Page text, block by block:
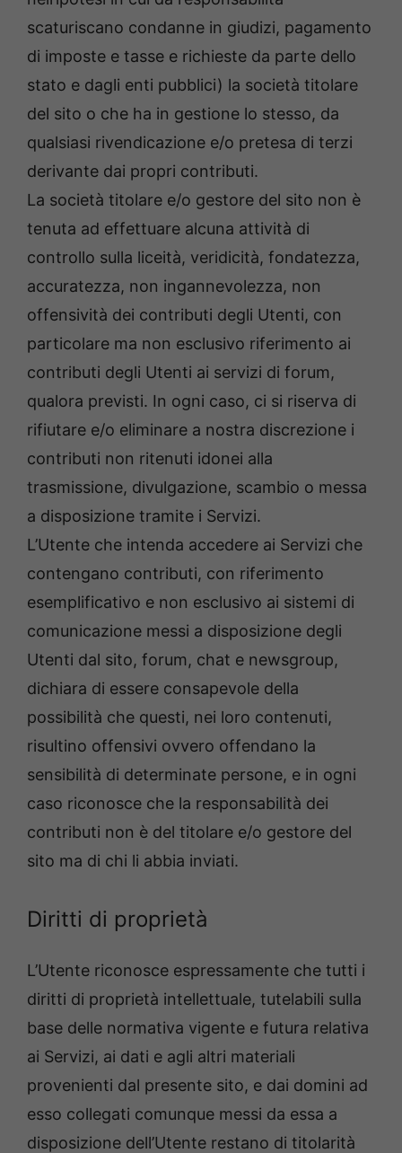
scaturiscano condanne in giudizi, pagamento
di imposte e tasse e richieste da parte dello
stato e dagli enti pubblici) la società titolare
del sito o che ha in gestione lo stesso, da
qualsiasi rivendicazione e/o pretesa di terzi
derivante dai propri contributi.
La società titolare e/o gestore del sito non è
tenuta ad effettuare alcuna attività di
controllo sulla liceità, veridicità, fondatezza,
accuratezza, non ingannevolezza, non
offensività dei contributi degli Utenti, con
particolare ma non esclusivo riferimento ai
contributi degli Utenti ai servizi di forum,
qualora previsti. In ogni caso, ci si riserva di
rifiutare e/o eliminare a nostra discrezione i
contributi non ritenuti idonei alla
trasmissione, divulgazione, scambio o messa
a disposizione tramite i Servizi.
L’Utente che intenda accedere ai Servizi che
contengano contributi, con riferimento
esemplificativo e non esclusivo ai sistemi di
comunicazione messi a disposizione degli
Utenti dal sito, forum, chat e newsgroup,
dichiara di essere consapevole della
possibilità che questi, nei loro contenuti,
risultino offensivi ovvero offendano la
sensibilità di determinate persone, e in ogni
caso riconosce che la responsabilità dei
contributi non è del titolare e/o gestore del
sito ma di chi li abbia inviati.
Diritti di proprietà
L’Utente riconosce espressamente che tutti i
diritti di proprietà intellettuale, tutelabili sulla
base delle normativa vigente e futura relativa
ai Servizi, ai dati e agli altri materiali
provenienti dal presente sito, e dai domini ad
esso collegati comunque messi da essa a
disposizione dell’Utente restano di titolarità